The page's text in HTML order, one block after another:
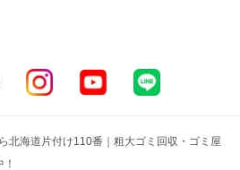
北海道片付け110番｜粗大ゴミ回収・ゴミ屋